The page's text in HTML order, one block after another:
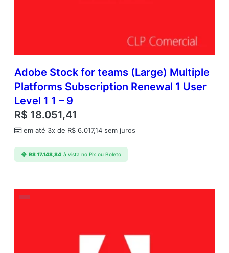
Adobe Stock for teams (Large) Multiple
Platforms Subscription Renewal 1 User
Level 1 1 – 9
R$ 18.051,41
em até 3x de R$ 6.017,14 sem juros
R$17.148,84 à vista no Pix ou Boleto